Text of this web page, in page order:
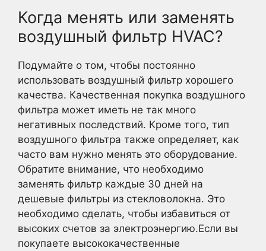
Когда менять или заменять
воздушный фильтр HVAC?
Подумайте о том, чтобы постоянно
использовать воздушный фильтр хорошего
качества. Качественная покупка воздушного
фильтра может иметь не так много
негативных последствий. Кроме того, тип
воздушного фильтра также определяет, как
часто вам нужно менять это оборудование.
Обратите внимание, что необходимо
заменять фильтр каждые 30 дней на
дешевые фильтры из стекловолокна. Это
необходимо сделать, чтобы избавиться от
высоких счетов за электроэнергию.Если вы
покупаете высококачественные